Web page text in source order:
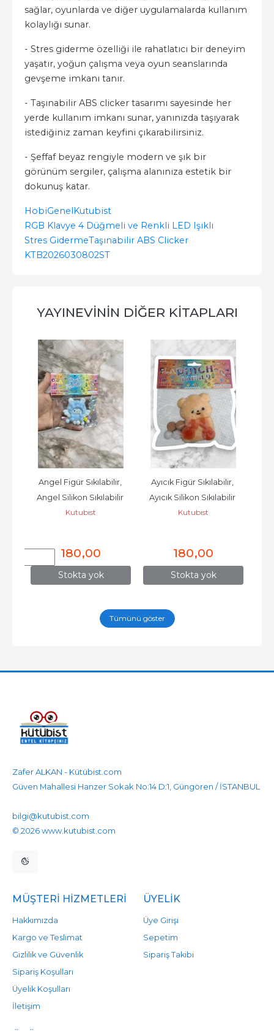
sağlar, oyunlarda ve diğer uygulamalarda kullanım
kolaylığı sunar.
- Stres giderme özelliği ile rahatlatıcı bir deneyim
yaşatır, yoğun çalışma veya oyun seanslarında
gevşeme imkanı tanır.
- Taşınabilir ABS clicker tasarımı sayesinde her
yerde kullanım imkanı sunar, yanınızda taşıyarak
istediğiniz zaman keyfini çıkarabilirsiniz.
- Şeffaf beyaz rengiyle modern ve şık bir
görünüm sergiler, çalışma alanınıza estetik bir
dokunuş katar.
HobiGenelKutubist
RGB Klavye 4 Düğmeli ve Renkli LED Işıklı
Stres GidermeTaşınabilir ABS Clicker
KTB2026030802ST
YAYINEVININ DIĞER KITAPLARI
Stokta yok
Angel Figür Sıkılabilir,
Angel Silikon Sıkılabilir
Oyuncaklar Stres...
Kutubist
180,00
Stokta yok
Ayıcık Figür Sıkılabilir,
Ayıcık Silikon Sıkılabilir
Oyuncaklar Stres...
Kutubist
180,00
Tümünü göster
Zafer ALKAN - Kütübist.com
Güven Mahallesi Hanzer Sokak No:14 D:1, Güngören / İSTANBUL
bilgi@kutubist.com
© 2026 www.kutubist.com
MÜŞTERI HIZMETLERI
Hakkımızda
Kargo ve Teslimat
Gizlilik ve Güvenlik
Sipariş Koşulları
Üyelik Koşulları
İletişim
ÜYELIK
Üye Girişi
Sepetim
Sipariş Takibi